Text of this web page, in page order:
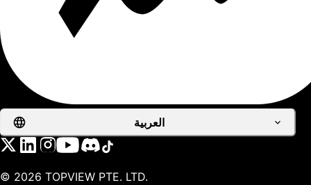
العربية
© 2026 TOPVIEW PTE. LTD.